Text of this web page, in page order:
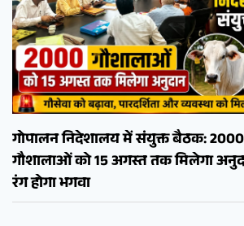
गोपालन निदेशालय में संयुक्त बैठक: 2000
गौशालाओं को 15 अगस्त तक मिलेगा
रंग होगा भगवा